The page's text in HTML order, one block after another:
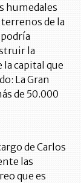
humedales
terrenos de la
la
capital que
La Gran
de 50.000
de Carlos
las
que es